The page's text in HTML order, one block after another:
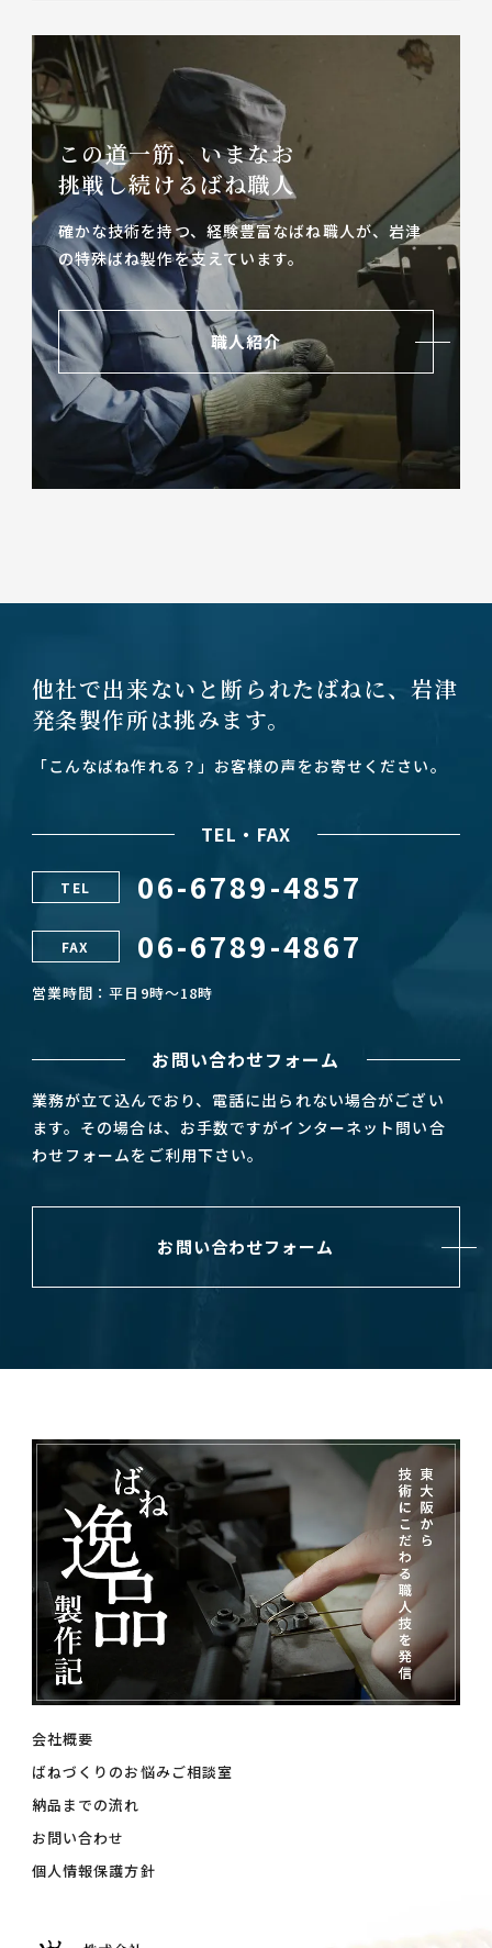
この道一筋、いまなお
挑戦し続けるばね職人
確かな技術を持つ、経験豊富なばね職人が、岩津
の特殊ばね製作を支えています。
職人紹介
他社で出来ないと断られたばねに、岩津
発条製作所は挑みます。
「こんなばね作れる？」お客様の声をお寄せください。
TEL・FAX
TEL 06-6789-4857
FAX 06-6789-4867
営業時間：平日9時～18時
お問い合わせフォーム
業務が立て込んでおり、電話に出られない場合がござい
ます。その場合は、お手数ですがインターネット問い合
わせフォームをご利用下さい。
お問い合わせフォーム
会社概要
ばねづくりのお悩みご相談室
納品までの流れ
お問い合わせ
個人情報保護方針